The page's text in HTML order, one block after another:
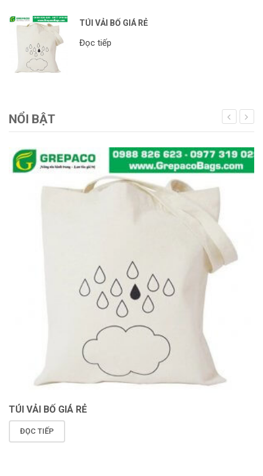
TÚI VẢI BỐ GIÁ RẺ
Đọc tiếp
NỔI BẬT
TÚI VẢI BỐ GIÁ RẺ
ĐỌC TIẾP